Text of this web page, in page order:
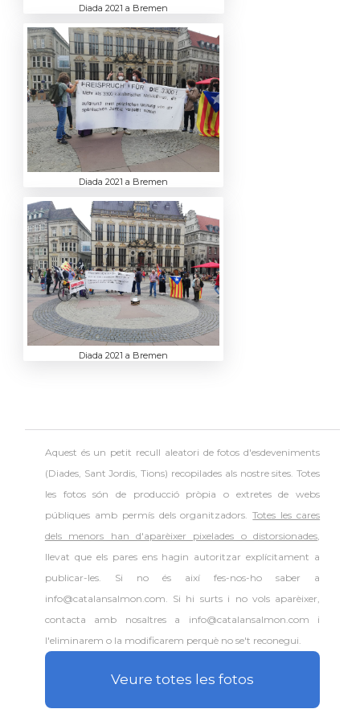
Diada 2021 a Bremen
Diada 2021 a Bremen
Diada 2021 a Bremen
Aquest és un petit recull aleatori defotos d'esdeveniments
(Diades, Sant Jordis, Tions) recopilades als nostre sites. Totes
les fotos són de producció pròpia o extretes de webs
públiques amb permís dels organitzadors.Totes les cares
dels menors han d'aparèixer pixelades o distorsionades,
llevat que els pares ens hagin autoritzar explícitament a
publicar-les. Si no és així fes-nos-ho saber a
info@catalansalmon.com. Si hi surts i no vols aparèixer,
contacta amb nosaltres a info@catalansalmon.com i
l'eliminarem o la modificarem perquè no se't reconegui.
Veure totes les fotos